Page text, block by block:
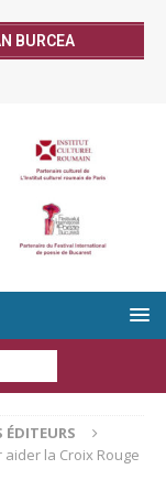
BURCEA
ÉDITEURS
la Croix Rouge